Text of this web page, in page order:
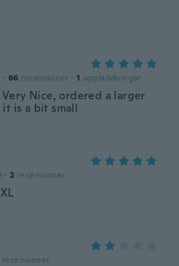
· 66 recensioner · 1 uppladdningar
Nice, ordered a larger
is a bit small
· 2 recensioner
recensioner